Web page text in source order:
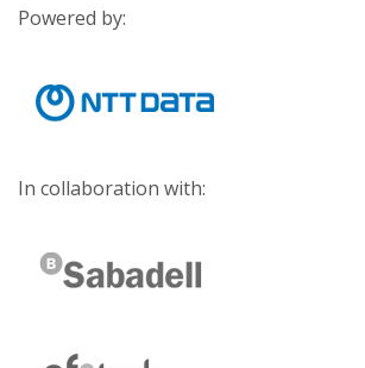
Powered by:
In collaboration with: